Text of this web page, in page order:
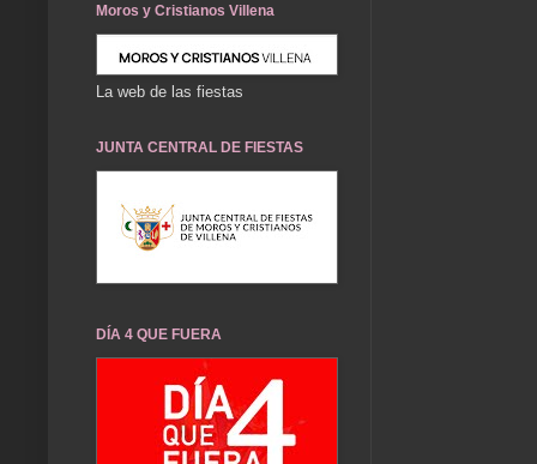
Moros y Cristianos Villena
La web de las fiestas
JUNTA CENTRAL DE FIESTAS
DÍA 4 QUE FUERA